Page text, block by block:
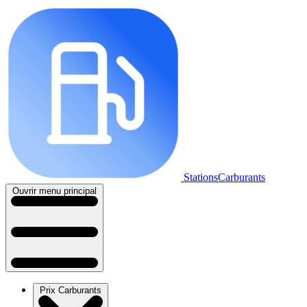
StationsCarburants
Ouvrir menu principal
Prix Carburants